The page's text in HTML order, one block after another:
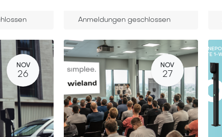
Anmeldungen geschlossen
NOV
26
NOV
27